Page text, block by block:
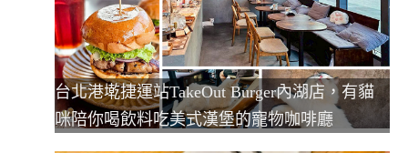
台北港墘捷運站TakeOut Burger內湖店，有貓
咪陪你喝飲料吃美式漢堡的寵物咖啡廳